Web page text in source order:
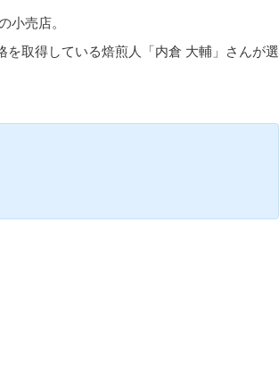
小売店。
取得している焙煎人「内倉 大輔」さんが選